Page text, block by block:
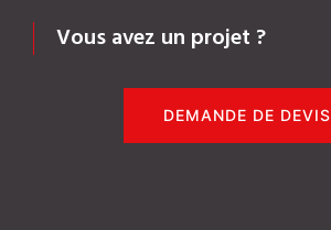
Vous avez un projet ?
DEMANDE DE DEVIS